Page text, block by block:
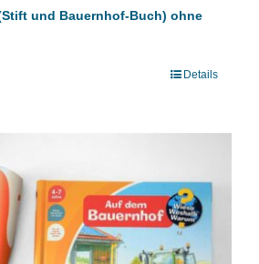
und Bauernhof-Buch) ohne
Details